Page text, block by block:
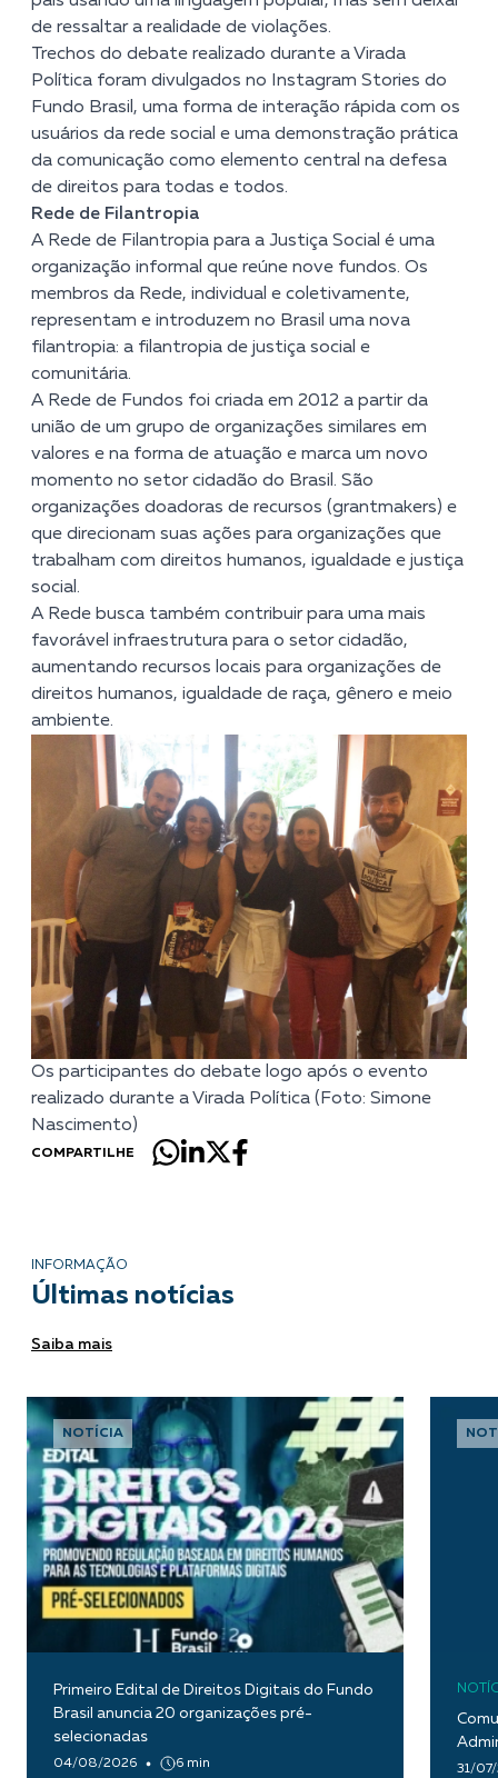
de ressaltar a realidade de violações.
Trechos do debate realizado durante a Virada
Política foram divulgados no Instagram Stories do
Fundo Brasil, uma forma de interação rápida com os
usuários da rede social e uma demonstração prática
da comunicação como elemento central na defesa
de direitos para todas e todos.
Rede de Filantropia
A Rede de Filantropia para a Justiça Social é uma
organização informal que reúne nove fundos. Os
membros da Rede, individual e coletivamente,
representam e introduzem no Brasil uma nova
filantropia: a filantropia de justiça social e
comunitária.
A Rede de Fundos foi criada em 2012 a partir da
união de um grupo de organizações similares em
valores e na forma de atuação e marca um novo
momento no setor cidadão do Brasil. São
organizações doadoras de recursos (grantmakers) e
que direcionam suas ações para organizações que
trabalham com direitos humanos, igualdade e justiça
social.
A Rede busca também contribuir para uma mais
favorável infraestrutura para o setor cidadão,
aumentando recursos locais para organizações de
direitos humanos, igualdade de raça, gênero e meio
ambiente.
Os participantes do debate logo após o evento
realizado durante a Virada Política (Foto: Simone
Nascimento)
COMPARTILHE
INFORMAÇÃO
Últimas notícias
Saiba mais
NOTÍCIA
Primeiro Edital de Direitos Digitais do Fundo
Brasil anuncia 20 organizações pré-
selecionadas
04/08/2026 6 min 31/